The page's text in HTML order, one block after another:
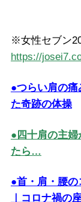
※女性セブン
https://
●つらい肩の
た奇跡の体操
●四十肩の主
たら…
●首・肩・腰
｜コロナ禍の